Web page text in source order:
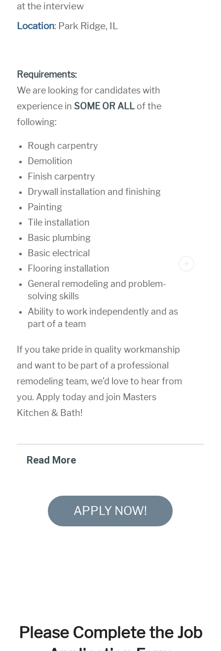
at the interview
Location: Park Ridge, IL
Read More
Requirements:
We are looking for candidates with
experience in SOME OR ALLof the
following:
Rough carpentry
Demolition
Finish carpentry
Drywall installation and finishing
Painting
Tile installation
Basic plumbing
Basic electrical
Flooring installation
General remodeling and problem-
solving skills
Ability to work independently and as
part of a team
If you take pride in quality workmanship
and want to be part of a professional
remodeling team, we’d love to hear from
you. Apply today and join Masters
Kitchen & Bath!
APPLY NOW!
Please Complete the Job